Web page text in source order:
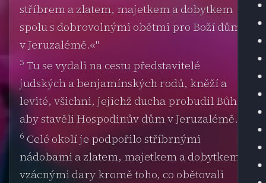
stříbrem a zlatem, majetkem a dobytkem
spolu s dobrovolnými obětmi pro Boží dům
v Jeruzalémě.«"
5 Tu se vydali na cestu představitelé
judských a benjamínských rodů, kněží a
levité, všichni, jejichž ducha probudil Bůh,
aby stavěli Hospodinův dům v Jeruzalémě.
6 Celé okolí je podpořilo stříbrnými
nádobami a zlatem, majetkem a dobytkem i
vzácnými dary kromě toho, co obětovali